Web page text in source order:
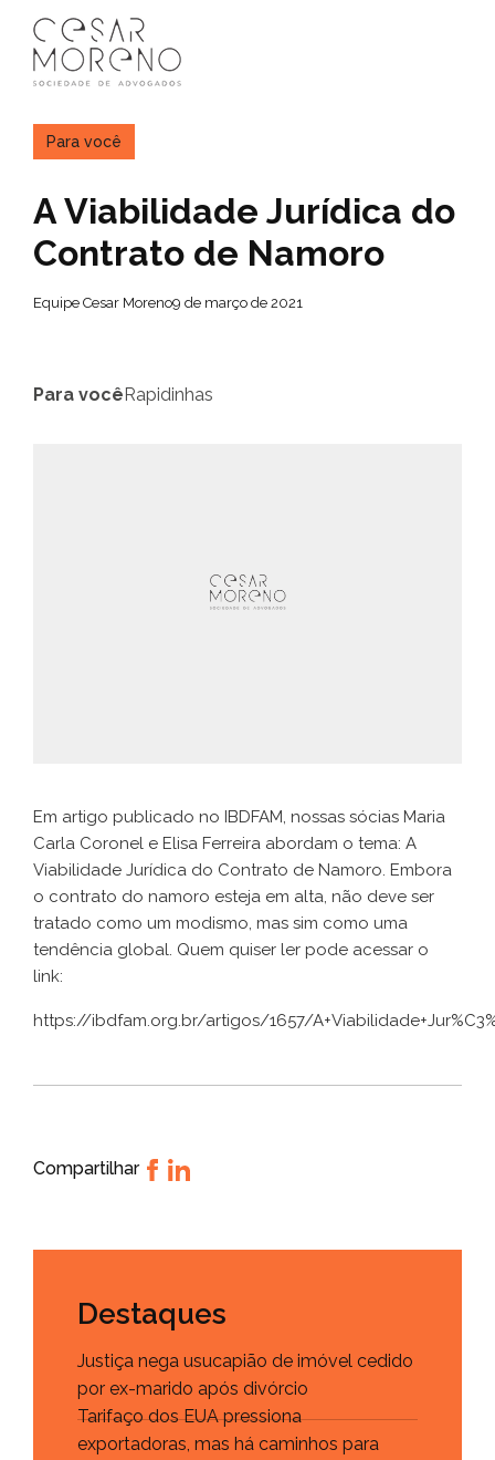
para
conteúdo
Para você
A Viabilidade Jurídica do
Contrato de Namoro
Equipe Cesar Moreno9 de março de 2021
Para vocêRapidinhas
Em artigo publicado no IBDFAM, nossas sócias Maria
Carla Coronel e Elisa Ferreira abordam o tema: A
Viabilidade Jurídica do Contrato de Namoro. Embora
o contrato do namoro esteja em alta, não deve ser
tratado como um modismo, mas sim como uma
tendência global. Quem quiser ler pode acessar o
link:
https://ibdfam.org.br/artigos/1657/
Compartilhar
Destaques
Justiça nega usucapião de imóvel cedido
por ex-marido após divórcio
Tarifaço dos EUA pressiona
exportadoras, mas há caminhos para